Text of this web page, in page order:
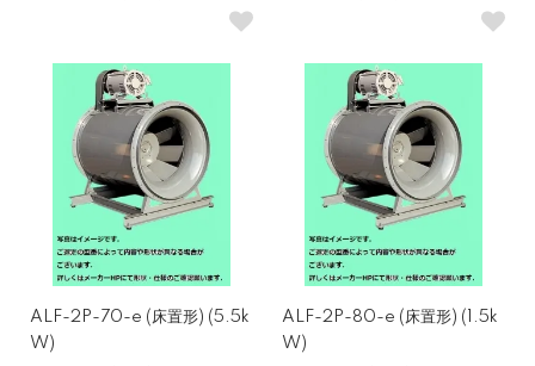
ALF-2P-70-e (床置形) (5.5k
W)
ALF-2P-80-e (床置形) (1.5k
W)